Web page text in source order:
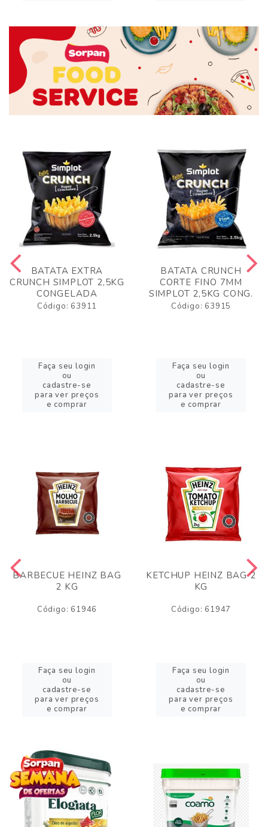
BATATA EXTRA
CRUNCH SIMPLOT 2,5KG
CONGELADA
Código: 63911
Faça seu login
ou
cadastre-se
para ver preços
e comprar
BATATA CRUNCH
CORTE FINO 7MM
SIMPLOT 2,5KG CONG.
Código: 63915
Faça seu login
ou
cadastre-se
para ver preços
e comprar
BARBECUE HEINZ BAG
2 KG
Código: 61946
Faça seu login
ou
cadastre-se
para ver preços
e comprar
KETCHUP HEINZ BAG 2
KG
Código: 61947
Faça seu login
ou
cadastre-se
para ver preços
e comprar